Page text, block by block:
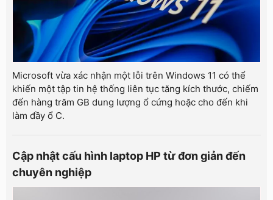
Microsoft vừa xác nhận một lỗi trên Windows 11 có thể
khiến một tập tin hệ thống liên tục tăng kích thước, chiếm
đến hàng trăm GB dung lượng ổ cứng hoặc cho đến khi
làm đầy ổ C.
Cập nhật cấu hình laptop HP từ đơn giản đến
chuyên nghiệp